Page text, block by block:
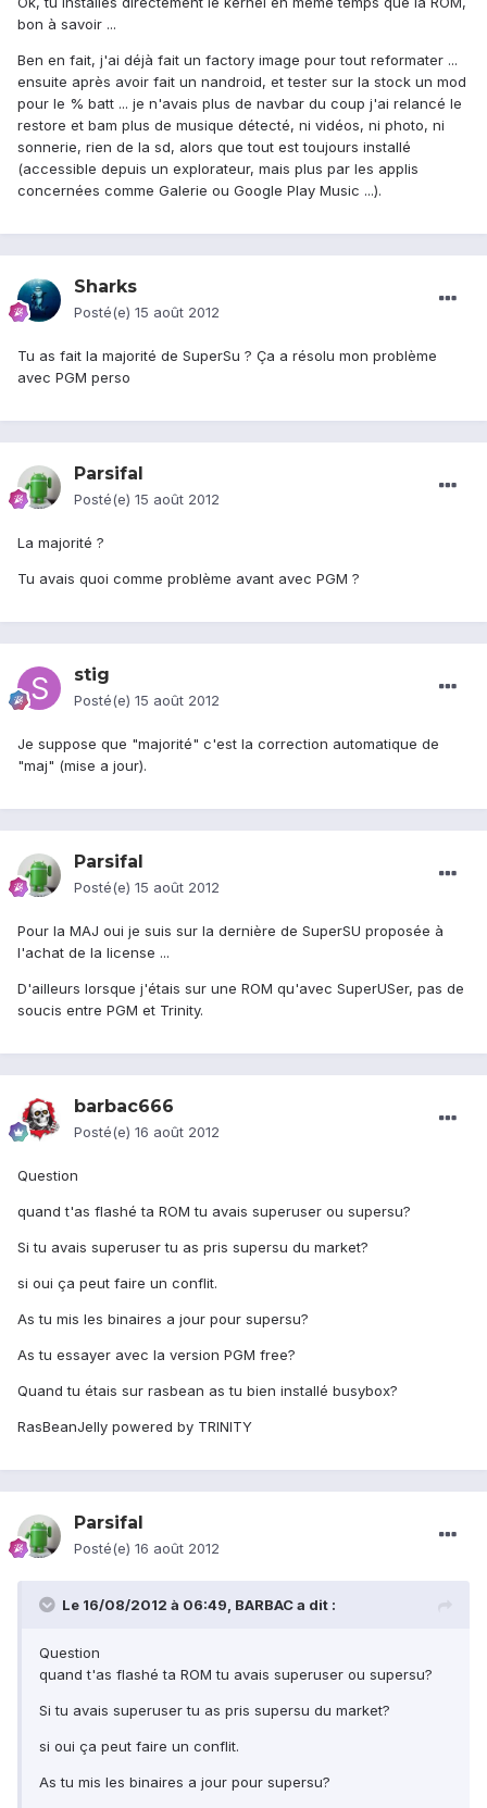
bon à savoir ...
Ben en fait, j'ai déjà fait un factory image pour tout reformater ...
ensuite après avoir fait un nandroid, et tester sur la stock un mod
pour le % batt ... je n'avais plus de navbar du coup j'ai relancé le
restore et bam plus de musique détecté, ni vidéos, ni photo, ni
sonnerie, rien de la sd, alors que tout est toujours installé
(accessible depuis un explorateur, mais plus par les applis
concernées comme Galerie ou Google Play Music ...).
Sharks
Posté(e) 15 août 2012
Tu as fait la majorité de SuperSu ? Ça a résolu mon problème
avec PGM perso
Parsifal
Posté(e) 15 août 2012
La majorité ?
Tu avais quoi comme problème avant avec PGM ?
stig
Posté(e) 15 août 2012
Je suppose que "majorité" c'est la correction automatique de
"maj" (mise a jour).
Parsifal
Posté(e) 15 août 2012
Pour la MAJ oui je suis sur la dernière de SuperSU proposée à
l'achat de la license ...
D'ailleurs lorsque j'étais sur une ROM qu'avec SuperUSer, pas de
soucis entre PGM et Trinity.
barbac666
Posté(e) 16 août 2012
Question
quand t'as flashé ta ROM tu avais superuser ou supersu?
Si tu avais superuser tu as pris supersu du market?
si oui ça peut faire un conflit.
As tu mis les binaires a jour pour supersu?
As tu essayer avec la version PGM free?
Quand tu étais sur rasbean as tu bien installé busybox?
RasBeanJelly powered by TRINITY
Parsifal
Posté(e) 16 août 2012
Le 16/08/2012 à 06:49, BARBAC a dit :
Question
quand t'as flashé ta ROM tu avais superuser ou supersu?
Si tu avais superuser tu as pris supersu du market?
si oui ça peut faire un conflit.
As tu mis les binaires a jour pour supersu?